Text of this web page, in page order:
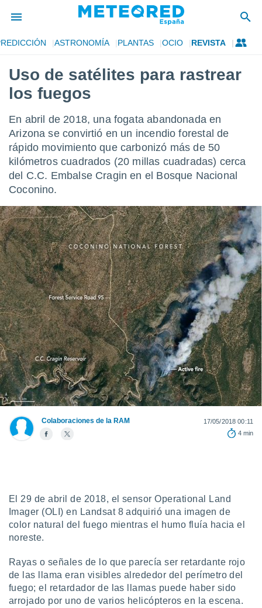
de
por
la
calidad.
a este
las
y
forma
digital
basada
permite
seguir
contenido
coste.
botón
a la
la
todas
ya sean
nuestros
perfil
y
en
más
nuestra
y
ACEPTAR
Y
CONTINUAR
CONFIGURACIÓN
ASTRONOMÍA PLANTAS OCIO REVISTA
Uso de satélites para rastrear
los fuegos
En abril de 2018, una fogata abandonada en
Arizona se convirtió en un incendio forestal de
rápido movimiento que carbonizó más de 50
kilómetros cuadrados (20 millas cuadradas) cerca
del C.C. Embalse Cragin en el Bosque Nacional
Coconino.
Colaboraciones de la RAM
17/05/2018 00:11
4 min
El 29 de abril de 2018, el sensor Operational Land
Imager (OLI) en Landsat 8 adquirió una imagen de
color natural del fuego mientras el humo fluía hacia el
noreste.
Rayas o señales de lo que parecía ser retardante rojo
de las llama eran visibles alrededor del perímetro del
fuego; el retardador de las llamas puede haber sido
arrojado por uno de varios helicópteros en la escena.